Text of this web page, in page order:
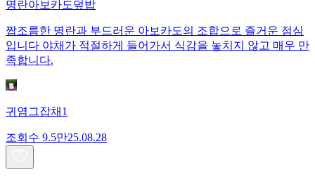
명란아보카도덮밥
짭조름한 명란과 부드러운 아보카도의 조합으로 즐거운 점심
입니다 야채가 적절하게 들어가서 식감을 놓치지 않고 매우 만
족합니다.
귀염그잡채1
조회수 9.5만25.08.28